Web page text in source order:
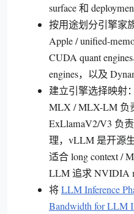
surface 和
按用途划分引擎家族
Apple / unified-
CUDA quant
engines，以及
建立引擎选择映射
MLX / MLX-LM 负
ExLlamaV2/V3 负
理，vLLM 是开源
适合 long context /
LLM 追求 NVIDIA
将LLM Inference
Bandwidth for LLM